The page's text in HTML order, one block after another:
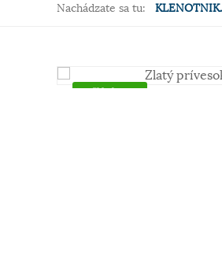
Nachádzate sa tu:
Skladom